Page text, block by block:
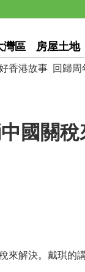
灣區 房屋土地
香港故事 回歸周
國關稅
來解決。戴琪的